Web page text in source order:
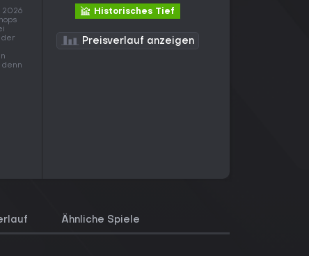
2026
der
denn
Historisches Tief
Preisverlauf anzeigen
Ähnliche Spiele